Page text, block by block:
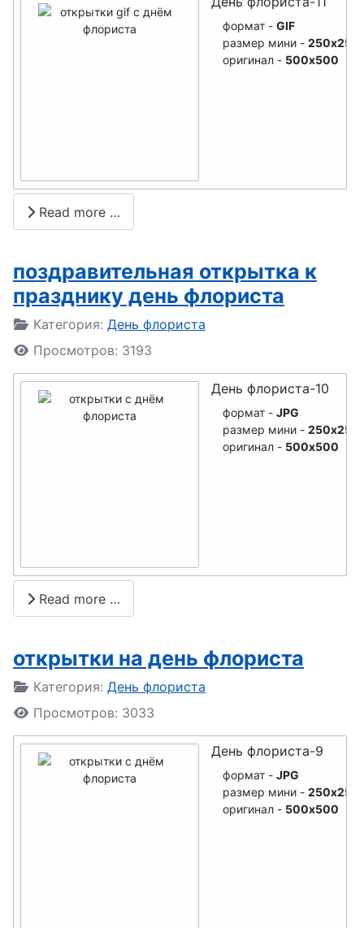
День
крановщика
День
кинолога
мореплават
еля
День
рыболовств
а
День
социальног
корабела,
оителя
День пива
День
изобретате
ля
формат - GIF
размер мини - 250x250
оригинал - 500x500
Read more …
поздравительная открытка к
празднику день флориста
Подробности
Категория: День флориста
Просмотров: 3193
День флориста-10
формат - JPG
размер мини - 250x250
оригинал - 500x500
Read more …
открытки на день флориста
Подробности
Категория: День флориста
Просмотров: 3033
День флориста-9
формат - JPG
размер мини - 250x250
оригинал - 500x500